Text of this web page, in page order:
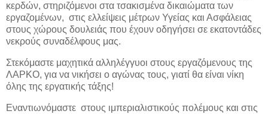
κερδών, στηριζόμενοι στα τσακισμένα δικαιώματα των
εργαζομένων, στις ελλείψεις μέτρων Υγείας και Ασφάλειας
στους χώρους δουλειάς που έχουν οδηγήσει σε εκατοντάδες
νεκρούς συναδέλφους μας.
Στεκόμαστε μαχητικά αλληλέγγυοι στους εργαζόμενους της
ΛΑΡΚΟ, για να νικήσει ο αγώνας τους, γιατί θα είναι νίκη
όλης της εργατικής τάξης!
Εναντιωνόμαστε στους ιμπεριαλιστικούς πολέμους και στις